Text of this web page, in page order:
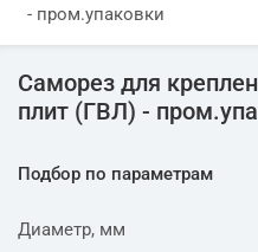
- пром.упаковки
Саморез для
плит (ГВЛ) -
Подбор по параметрам
Диаметр, мм